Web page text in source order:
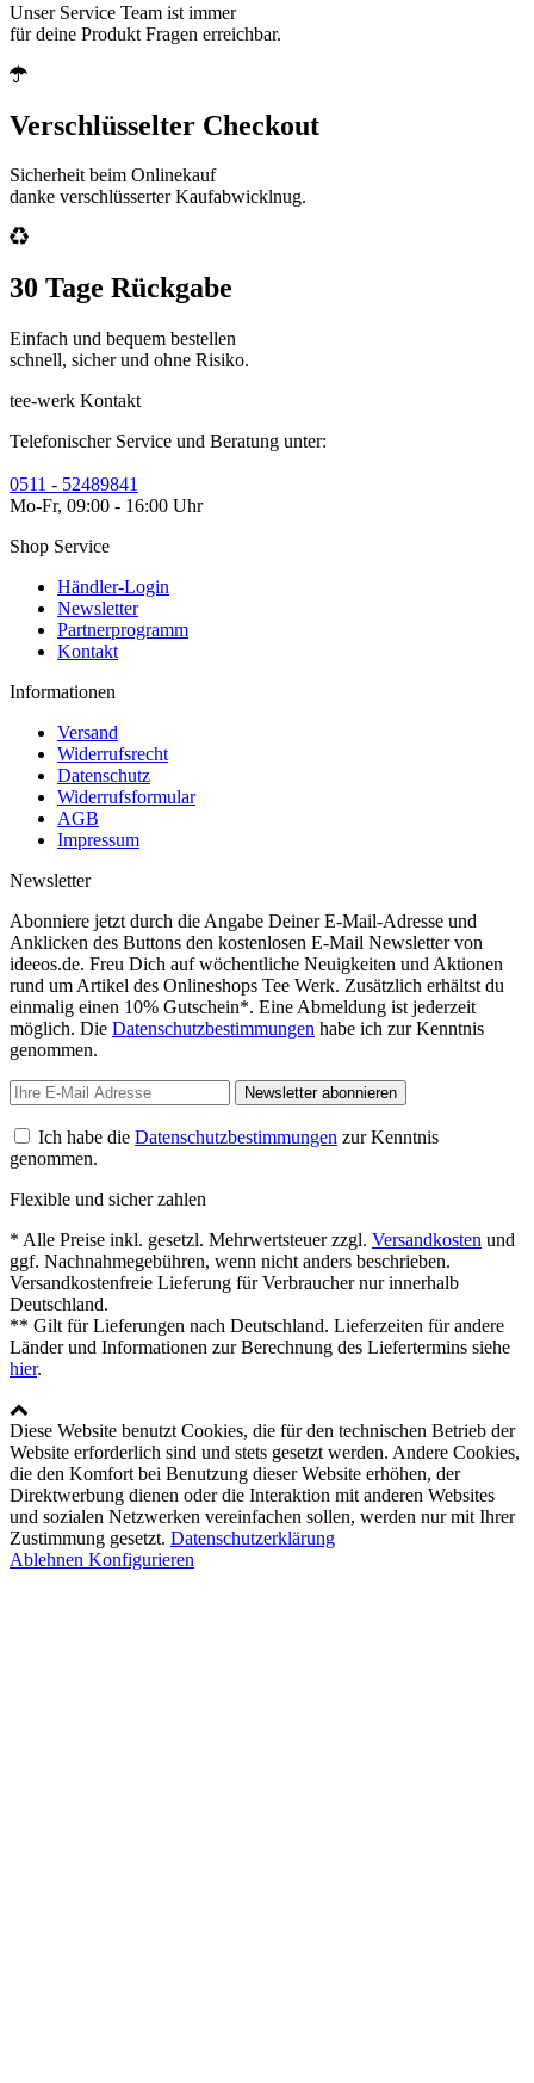
Unser Service Team ist immer
für deine Produkt Fragen erreichbar.
Verschlüsselter Checkout
Sicherheit beim Onlinekauf
danke verschlüsserter Kaufabwicklnug.
30 Tage Rückgabe
Einfach und bequem bestellen
schnell, sicher und ohne Risiko.
tee-werk Kontakt
Telefonischer Service und Beratung unter:
0511 - 52489841
Mo-Fr, 09:00 - 16:00 Uhr
Shop Service
Händler-Login
Newsletter
Partnerprogramm
Kontakt
Informationen
Versand
Widerrufsrecht
Datenschutz
Widerrufsformular
AGB
Impressum
Newsletter
Abonniere jetzt durch die Angabe Deiner E-Mail-Adresse und
Anklicken des Buttons den kostenlosen E-Mail Newsletter von
ideeos.de. Freu Dich auf wöchentliche Neuigkeiten und Aktionen
rund um Artikel des Onlineshops Tee Werk. Zusätzlich erhältst du
einmalig einen 10% Gutschein*. Eine Abmeldung ist jederzeit
möglich. Die Datenschutzbestimmungen habe ich zur Kenntnis
genommen.
Newsletter abonnieren
Ich habe die Datenschutzbestimmungen zur Kenntnis
genommen.
Flexible und sicher zahlen
* Alle Preise inkl. gesetzl. Mehrwertsteuer zzgl. Versandkosten und
ggf. Nachnahmegebühren, wenn nicht anders beschrieben.
Versandkostenfreie Lieferung für Verbraucher nur innerhalb
Deutschland.
** Gilt für Lieferungen nach Deutschland. Lieferzeiten für andere
Länder und Informationen zur Berechnung des Liefertermins siehe
hier.
Diese Website benutzt Cookies, die für den technischen Betrieb der
Website erforderlich sind und stets gesetzt werden. Andere Cookies,
die den Komfort bei Benutzung dieser Website erhöhen, der
Direktwerbung dienen oder die Interaktion mit anderen Websites
und sozialen Netzwerken vereinfachen sollen, werden nur mit Ihrer
Zustimmung gesetzt. Datenschutzerklärung
Ablehnen Konfigurieren